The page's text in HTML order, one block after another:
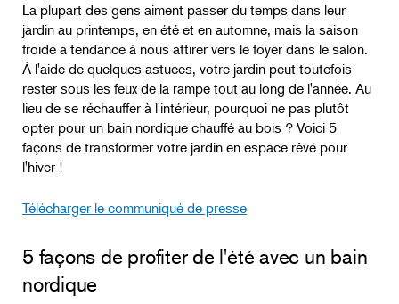
La plupart des gens aiment passer du temps dans leur
jardin au printemps, en été et en automne, mais la saison
froide a tendance à nous attirer vers le foyer dans le salon.
À l'aide de quelques astuces, votre jardin peut toutefois
rester sous les feux de la rampe tout au long de l'année. Au
lieu de se réchauffer à l'intérieur, pourquoi ne pas plutôt
opter pour un bain nordique chauffé au bois ? Voici 5
façons de transformer votre jardin en espace rêvé pour
l'hiver !
Télécharger le communiqué de presse
5 façons de profiter de l'été avec un bain
nordique